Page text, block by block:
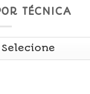
TÉCNICA